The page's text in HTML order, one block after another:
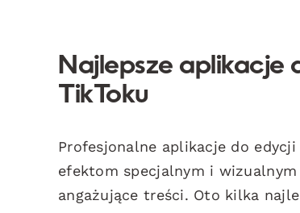
Najlepsze aplikacje
TikToku
Profesjonalne aplikacje do
efektom specjalnym i
angażujące treści. Oto kilka